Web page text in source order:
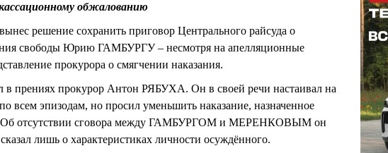
обжалованию
решение сохранить приговор Центрального райсуда о
свободы Юрию ГАМБУРГУ – несмотря на апелляционные
прокурора о смягчении наказания.
в прениях прокурор Антон РЯБУХА. Он в своей речи настаивал на
эпизодам, но просил уменьшить наказание, назначенное
Об отсутствии сговора между ГАМБУРГОМ и МЕРЕНКОВЫМ он
лишь о характеристиках личности осуждённого.